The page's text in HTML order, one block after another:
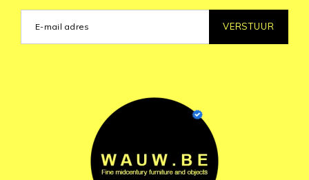
VERSTUUR